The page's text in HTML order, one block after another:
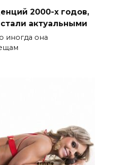
2000-х годов,
актуальными
иногда она